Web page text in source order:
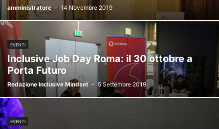
amministratore - 14 Novembre 2019
EVENTI
Inclusive Job Day Roma: il 30 ottobre a
Porta Futuro
Redazione Inclusive Mindset - 5 Settembre 2019
EVENTI